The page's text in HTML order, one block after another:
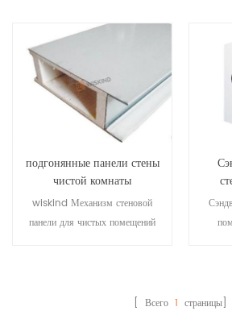
подгонянные панели стены
чистой комнаты
минеральной ваты ppgi
механизма для фабрики
wiskind Механизм стеновой
панели для чистых помещений
непосредственно вставлено и[ Всего 1 страницы]